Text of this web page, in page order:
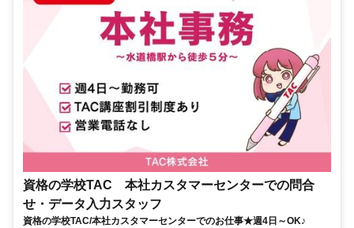
資格の学校TAC 本社カスタマーセンターでの問合
せ・データ入力スタッフ
資格の学校TAC/本社カスタマーセンターでのお仕事★週4日～OK♪